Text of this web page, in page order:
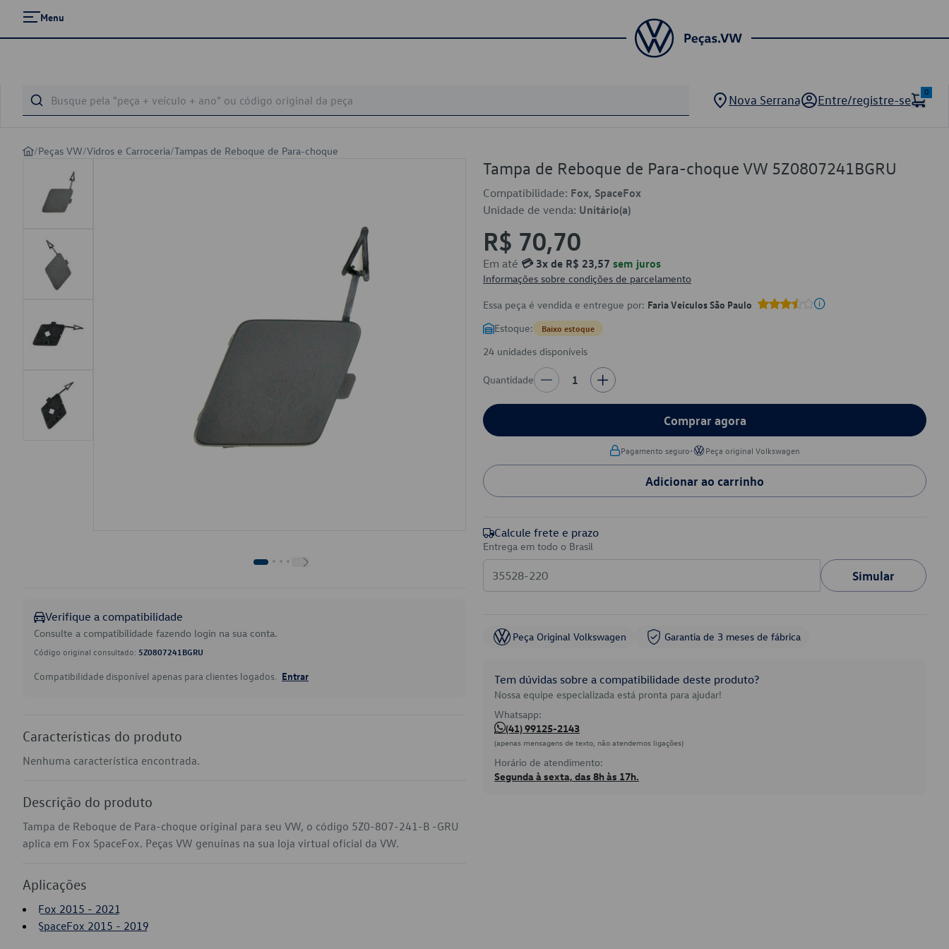
Menu
Nova Serrana Entre/registre-se
0
/Peças VW/Vidros e Carroceria/Tampas de Reboque de Para-choque
Verifique a compatibilidade
Consulte a compatibilidade fazendo login na sua conta.
Código original consultado: 5Z0807241BGRU
Compatibilidade disponível apenas para clientes logados. Entrar
Características do produto
Nenhuma característica encontrada.
Descrição do produto
Tampa de Reboque de Para-choque original para seu VW, o código 5Z0-807-241-B -GRU
aplica em Fox SpaceFox. Peças VW genuínas na sua loja virtual oficial da VW.
Aplicações
Fox 2015 - 2021
SpaceFox 2015 - 2019
Tampa de Reboque de Para-choque VW 5Z0807241BGRU
Compatibilidade: Fox, SpaceFox
Unidade de venda: Unitário(a)
R$ 70,70
Em até 💳 3x de R$ 23,57 sem juros
Informações sobre condições de parcelamento
Essa peça é vendida e entregue por: Faria Veículos São Paulo
Estoque: Baixo estoque
24 unidades disponíveis
Quantidade 1
Comprar agora
Pagamento seguro• Peça original Volkswagen
Adicionar ao carrinho
Calcule frete e prazo
Entrega em todo o Brasil
Simular
Peça Original Volkswagen Garantia de 3 meses de fábrica
Tem dúvidas sobre a compatibilidade deste produto?
Nossa equipe especializada está pronta para ajudar!
Whatsapp:
(41) 99125-2143
(apenas mensagens de texto, não atendemos ligações)
Horário de atendimento:
Segunda à sexta, das 8h às 17h.